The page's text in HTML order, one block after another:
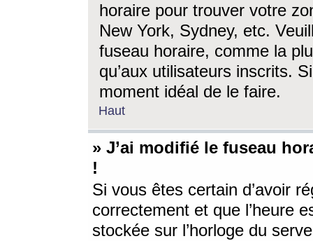
horaire pour trouver votre
New York, Sydney, etc.
fuseau horaire, comme la
qu’aux utilisateurs inscrits.
moment idéal de le faire.
Haut
» J’ai modifié le fuseau
!
Si vous êtes certain d’avoir
correctement et que l’heure
stockée sur l’horloge du